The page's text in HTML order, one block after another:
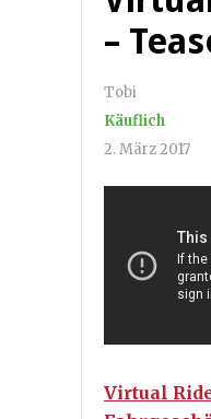
–
Tobi
Käuflich
2. März 2017
Virtual